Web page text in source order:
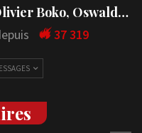
Boko, Oswald…
37 319